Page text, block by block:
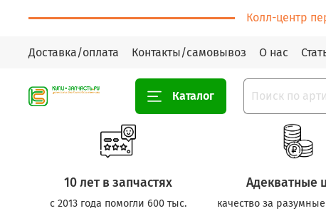
Колл-центр
Доставка/оплата Контакты/самовывоз О нас
Каталог
10 лет в запчастях
с 2013 года помогли 600 тыс.
Адекватные
качество за